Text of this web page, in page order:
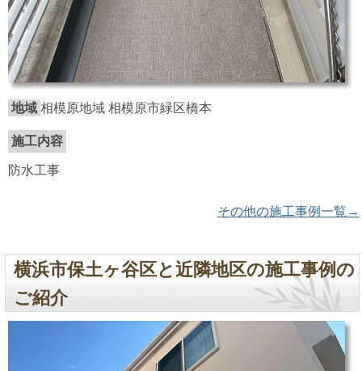
地域 相模原地域 相模原市緑区橋本
施工内容
防水工事
その他の施工事例一覧→
横浜市保土ヶ谷区と近隣地区の施工事例の
ご紹介